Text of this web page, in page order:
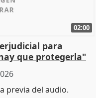
02:00
para
que protegerla"